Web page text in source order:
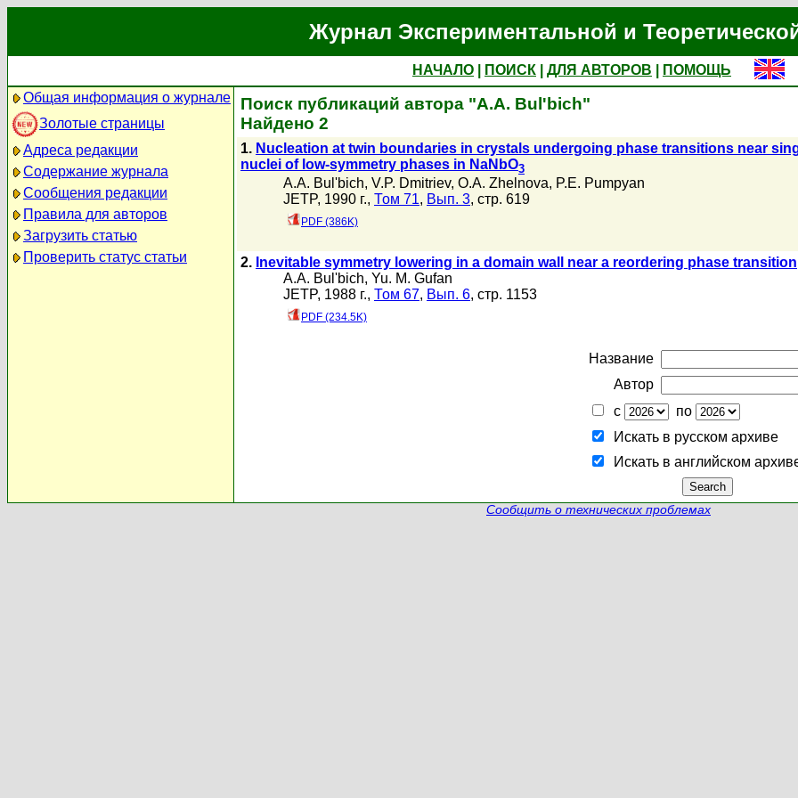
Журнал Экспериментальной и
НАЧАЛО ПОИСК ДЛЯ АВТОРОВ
ПОМОЩЬ
Общая информация о журнале
Золотые страницы
Адреса редакции
Содержание журнала
Сообщения редакции
Правила для авторов
Загрузить статью
Проверить статус статьи
Поиск публикаций автора "A.A. Bul'bich"
Найдено 2
1. Nucleation at twin boundaries in crystals undergoing phase transitions near
nuclei of low-symmetry phases in NaNbO3
A.A. Bul'bich, V.P. Dmitriev, O.A. Zhelnova, P.E. Pumpyan
JETP, 1990 г., Том 71, Вып. 3, стр. 619
PDF (386K)
2. Inevitable symmetry lowering in a domain wall near a reordering phase transition
A.A. Bul'bich, Yu. M. Gufan
JETP, 1988 г., Том 67, Вып. 6, стр. 1153
PDF (234.5K)
Название
Автор
с
по
Искать в русском архиве
Искать в английском
Сообщить о технических проблемах